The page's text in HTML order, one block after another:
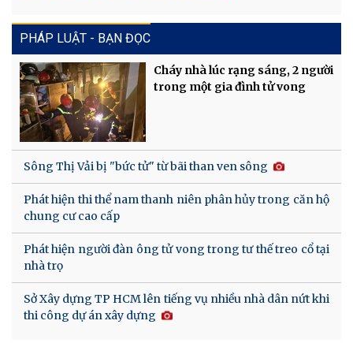
PHÁP LUẬT - BẠN ĐỌC
Cháy nhà lúc rạng sáng, 2 người
trong một gia đình tử vong
Sông Thị Vải bị "bức tử" từ bãi than ven sông
Phát hiện thi thể nam thanh niên phân hủy trong căn hộ
chung cư cao cấp
Phát hiện người đàn ông tử vong trong tư thế treo cổ tại
nhà trọ
Sở Xây dựng TP HCM lên tiếng vụ nhiều nhà dân nứt khi
thi công dự án xây dựng